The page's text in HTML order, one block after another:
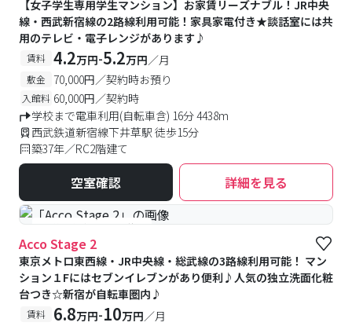
【女子学生専用学生マンション】お家賃リーズナブル！JR中央
線・西武新宿線の2路線利用可能！家具家電付き★談話室には共
用のテレビ・電子レンジがあります♪
賃料 4.2万円-5.2万円／月
敷金 70,000円／契約時お預り
入館料 60,000円／契約時
学校まで電車利用(自転車含) 16分 4438m
西武鉄道新宿線下井草駅 徒歩15分
築37年／RC2階建て
空室確認 詳細を見る
#予約受付中 #空室待ち
Acco Stage 2
東京メトロ東西線・JR中央線・総武線の3路線利用可能！ マン
ション１Fにはセブンイレブンがあり便利♪人気の独立洗面化粧
台つき☆新宿が自転車圏内♪
賃料 6.8万円-10万円／月